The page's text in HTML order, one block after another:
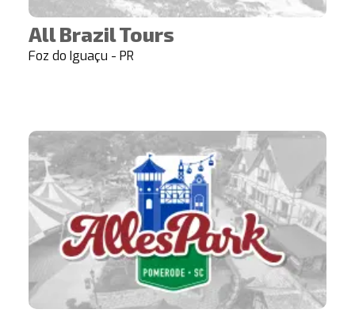
All Brazil Tours
Foz do Iguaçu - PR